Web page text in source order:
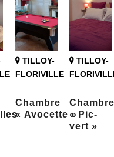
TILLOY-
FLORIVILLE
Chambre
« Avocette »
TILLOY-
Chambre
« Pic-
vert »